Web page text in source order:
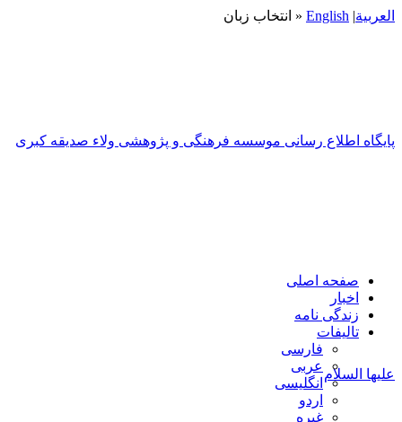
العربیة|
English « انتخاب زبان
پایگاه اطلاع رسانی موسسه فرهنگی و پژوهشی ولاء صدیقه کبری
علیها السلام
صفحه اصلی
اخبار
زندگی نامه
تاليفات
فارسی
عربی
انگلیسی
اردو
غیره